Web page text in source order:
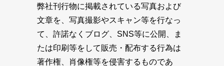
弊社刊行物に掲載されている写真および
文章を、写真撮影やスキャン等を行なっ
て、許諾なくブログ、SNS等に公開、ま
たは印刷等をして販売・配布する行為は
著作権、肖像権等を侵害するものであ